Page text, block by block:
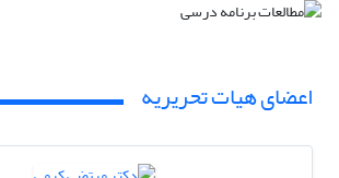
اعضای هیات تحریریه